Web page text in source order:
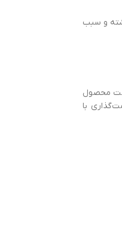
و سبب
محصول
با